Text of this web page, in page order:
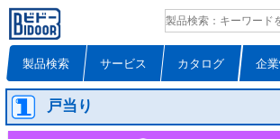
製品検索 サービス カタログ 企
戸当り